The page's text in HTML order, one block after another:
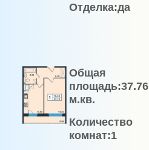
Отделка:да
Общая
площадь:37.76
м.кв.
Количество
комнат:1